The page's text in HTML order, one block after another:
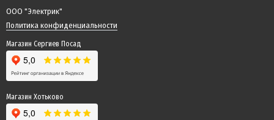
ООО "Электрик"
Политика конфиденциальности
Магазин Сергиев Посад
Магазин Хотьково